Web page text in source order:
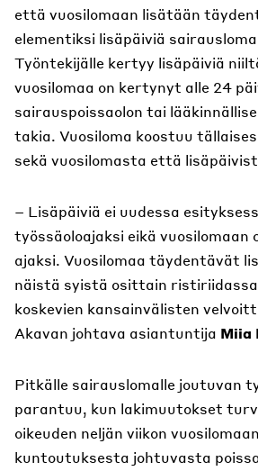
että vuosilomaan lisätään
elementiksi lisäpäiviä
Työntekijälle kertyy lisäpäiviä
vuosilomaa on kertynyt alle 24
sairauspoissaolon tai
takia. Vuosiloma koostuu
sekä vuosilomasta että
– Lisäpäiviä ei uudessa
työssäoloajaksi eikä vuosilomaan
ajaksi. Vuosilomaa täydentävät
näistä syistä osittain ristiriidassa
koskevien kansainvälisten
Akavan johtava asiantuntija Miia
Pitkälle sairauslomalle joutuvan
parantuu, kun lakimuutokset
oikeuden neljän viikon
kuntoutuksesta johtuvasta